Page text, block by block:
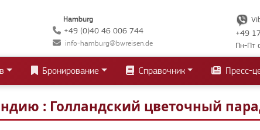
Hamburg
+49 (0)40 46 006 744
info-hamburg@bwreisen.de
+49
Пн-Пт
Бронирование Справочник Пресс-
: Голландский цветочный